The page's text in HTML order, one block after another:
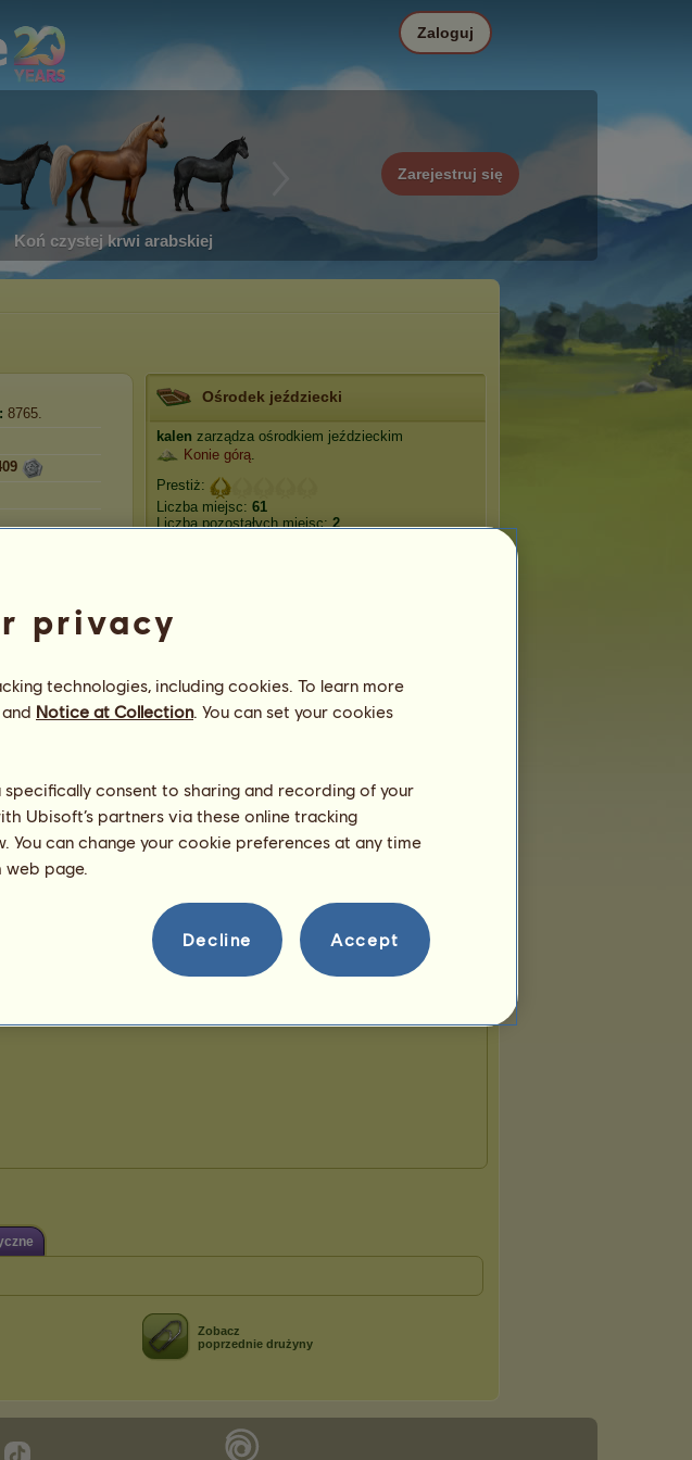
Koń czystej krwi arabskiej
Zarejestruj się
Zaloguj
8765.
razy, włączając w
Ośrodek jeździecki
kalen zarządza ośrodkiem jeździeckim
Konie górą.
Prestiż:
Liczba miejsc: 61
Liczba pozostałych miejsc:2
Wendigo
Żniwiarz
Lalka
Echidna Minotaur
Zobacz
poprzednie drużyny
privacy
technologies, including cookies. To learn more
Notice at Collection. You can set your cookies
consent to sharing and recording of your
Ubisoft’s partners via these online tracking
You can change your cookie preferences at any time
web page.
Decline Accept